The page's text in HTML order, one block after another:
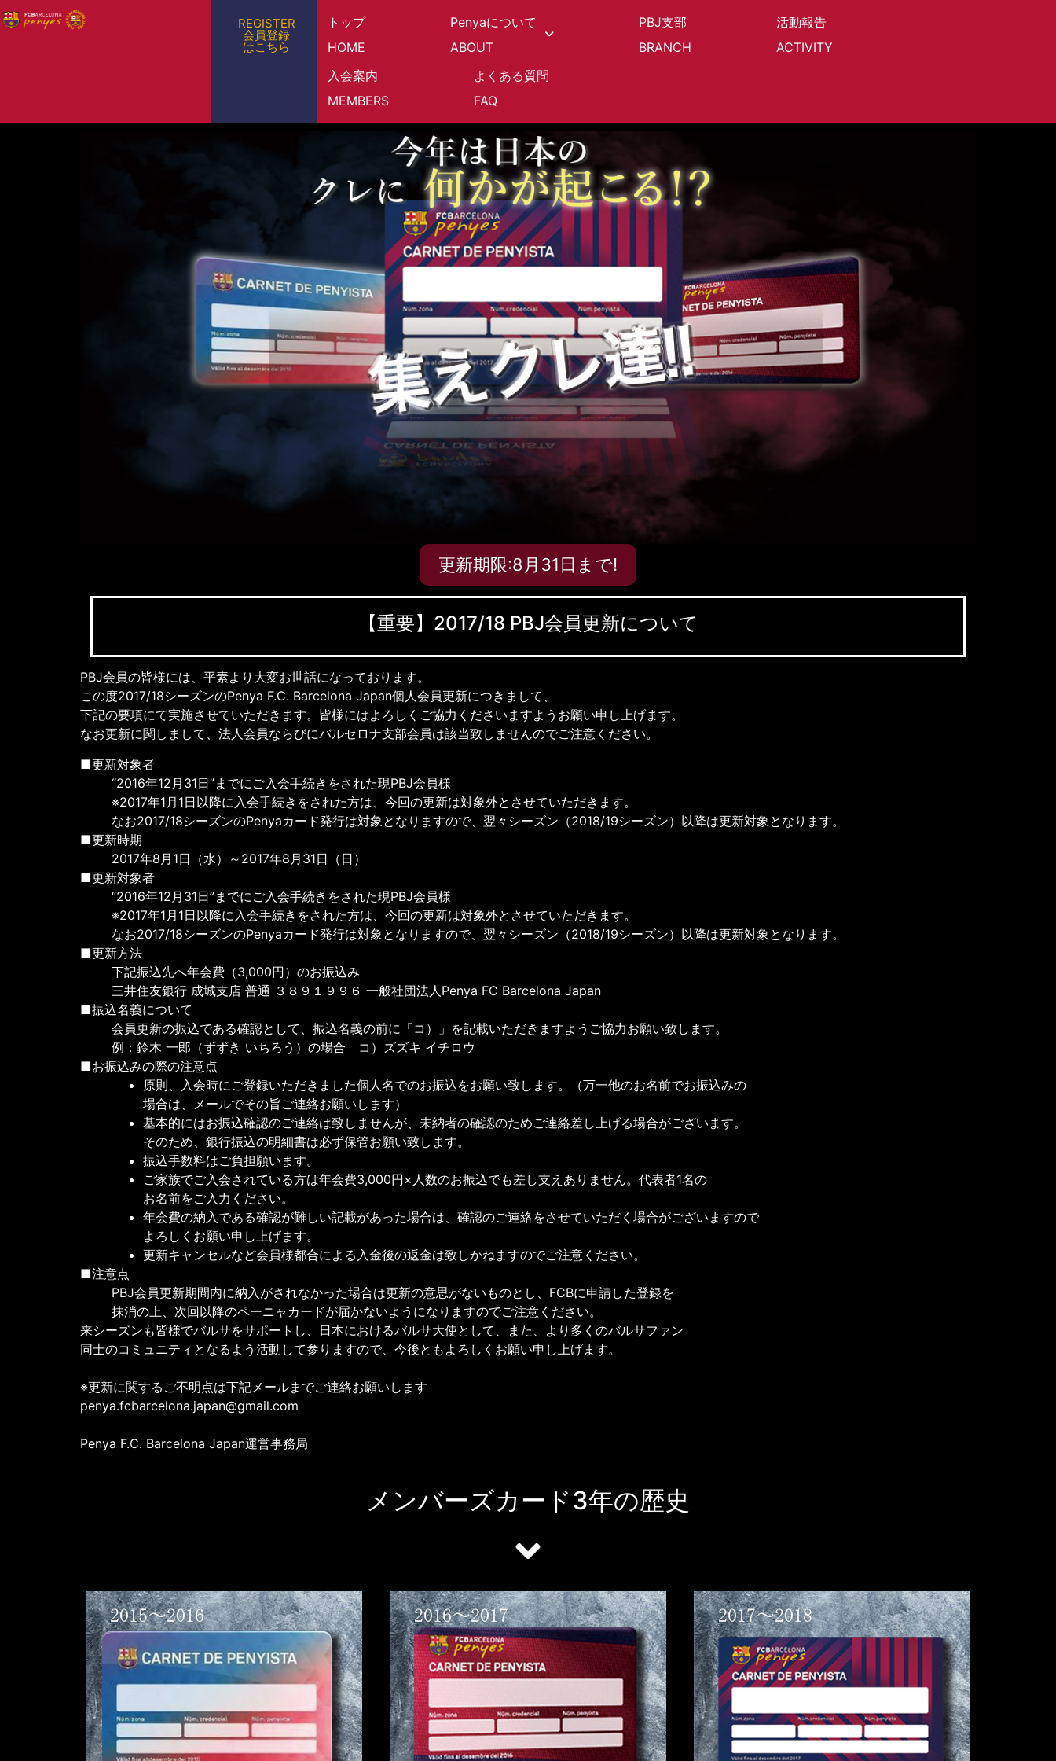
REGISTER
会員登録
はこちら
トップ
HOME
Penyaについて
ABOUT
PBJ支部
BRANCH
活動報告
ACTIVITY
入会案内
MEMBERS
よくある質問
FAQ
更新期限:8月31日まで!
【重要】2017/18 PBJ会員更新について
PBJ会員の皆様には、平素より大変お世話になっております。
この度2017/18シーズンのPenya F.C. Barcelona Japan個人会員更新につきまして、
下記の要項にて実施させていただきます。皆様にはよろしくご協力くださいますようお願い申し上げます。
なお更新に関しまして、法人会員ならびにバルセロナ支部会員は該当致しませんのでご注意ください。
■更新対象者
“2016年12月31日”までにご入会手続きをされた現PBJ会員様
※2017年1月1日以降に入会手続きをされた方は、今回の更新は対象外とさせていただきます。
なお2017/18シーズンのPenyaカード発行は対象となりますので、翌々シーズン（2018/19シーズン）以降は更新対象となります。
■更新時期
2017年8月1日（水）～2017年8月31日（日）
■更新対象者
“2016年12月31日”までにご入会手続きをされた現PBJ会員様
※2017年1月1日以降に入会手続きをされた方は、今回の更新は対象外とさせていただきます。
なお2017/18シーズンのPenyaカード発行は対象となりますので、翌々シーズン（2018/19シーズン）以降は更新対象となります。
■更新方法
下記振込先へ年会費（3,000円）のお振込み
三井住友銀行 成城支店 普通 ３８９１９９６ 一般社団法人Penya FC Barcelona Japan
■振込名義について
会員更新の振込である確認として、振込名義の前に「コ）」を記載いただきますようご協力お願い致します。
例：鈴木 一郎（ずずき いちろう）の場合 コ）ズズキ イチロウ
■お振込みの際の注意点
原則、入会時にご登録いただきました個人名でのお振込をお願い致します。（万一他のお名前でお振込みの
場合は、メールでその旨ご連絡お願いします）
基本的にはお振込確認のご連絡は致しませんが、未納者の確認のためご連絡差し上げる場合がございます。
そのため、銀行振込の明細書は必ず保管お願い致します。
振込手数料はご負担願います。
ご家族でご入会されている方は年会費3,000円×人数のお振込でも差し支えありません。代表者1名の
お名前をご入力ください。
年会費の納入である確認が難しい記載があった場合は、確認のご連絡をさせていただく場合がございますので
よろしくお願い申し上げます。
更新キャンセルなど会員様都合による入金後の返金は致しかねますのでご注意ください。
■注意点
PBJ会員更新期間内に納入がされなかった場合は更新の意思がないものとし、FCBに申請した登録を
抹消の上、次回以降のペーニャカードが届かないようになりますのでご注意ください。
来シーズンも皆様でバルサをサポートし、日本におけるバルサ大使として、また、より多くのバルサファン
同士のコミュニティとなるよう活動して参りますので、今後ともよろしくお願い申し上げます。
※更新に関するご不明点は下記メールまでご連絡お願いします
penya.fcbarcelona.japan@gmail.com
Penya F.C. Barcelona Japan運営事務局
メンバーズカード3年の歴史